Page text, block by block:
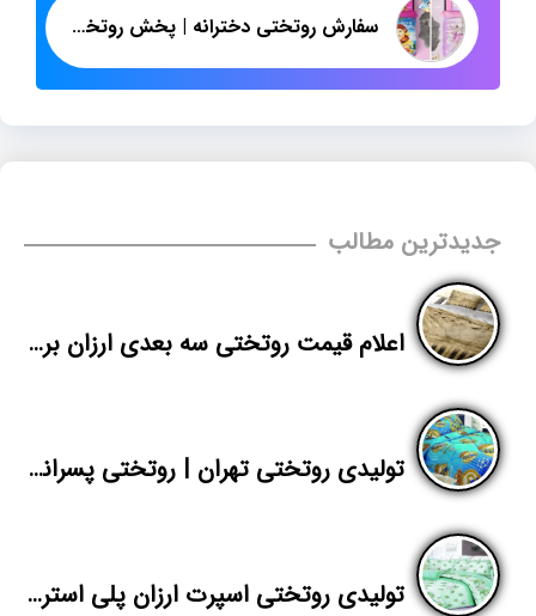
سفارش روتختی دخترانه | پخش روتختی یکنفره سه بعدی | پاندا
جدیدترین مطالب
اعلام قیمت روتختی سه بعدی ارزان برای خرید عمده
تولیدی روتختی تهران | روتختی پسرانه قیمت مناسب پیگمنتی
تولیدی روتختی اسپرت ارزان پلی استر در تهران